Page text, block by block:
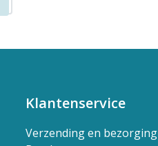
Klantenservice
Verzending en bezorging